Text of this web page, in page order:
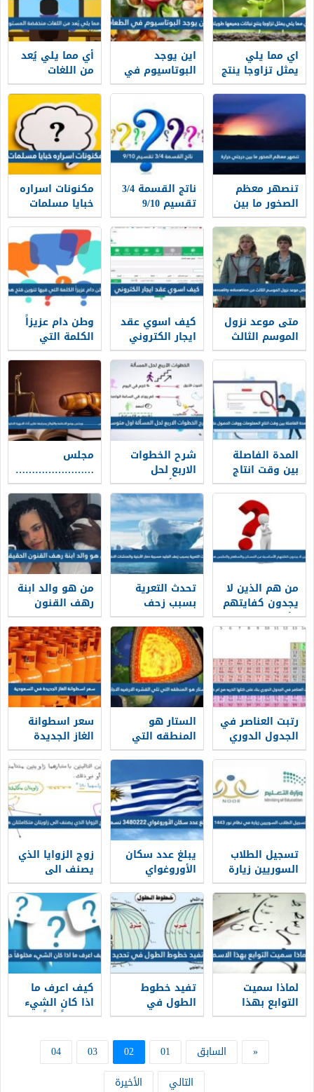
اي مما يلي
يمثل تزاوجا ينتج
نباتات جميعها
طويلة
اين يوجد
البوتاسيوم في
الطعام
أي مما يلي يُعد
من اللغات
منخفضة
المستوى
تنصهر معظم
الصخور ما بين
درجتي حرارة
ناتج القسمة 3/4
تقسيم 9/10
مكنونات اسراره
خبايا مسلمات
متى موعد نزول
الموسم الثالث
من sexuality
education
كيف اسوي عقد
ايجار الكتروني
في السعودية
وطن دام عزيزاً
الكلمة التي
فيها تنوين فتح
هي
المدة الفاصلة
بين وقت انتاج
المعلومات
ووقت الحصول
شرح الخطوات
الاربع لحل
المسألة اول
متوسط
مجلس
……………………
…… ويختص
بوضع الانظمة
واللوائح
من هم الذين لا
يجدون كفايتهم
الأساسية من
المسكن
والمطعم
والملبس
تحدث التعرية
بسبب زحف
الجليد مسببة
دمار
من هو والد ابنة
رهف القنون
الحقيقي
رتبت العناصر في
الجدول الدوري
بناء على كتلها
الذريه
الستار هو
المنطقه التي
تلي القشره
الارضيه الاجابه
سعر اسطوانة
الغاز الجديدة
في السعودية
2024
تسجيل الطلاب
السوريين زيارة
في نظام نور
1443
يبلغ عدد سكان
الأوروغواي
٣٤٨٠٢٢٢ نسمة
زوج الزوايا الذي
يصنف الى
زاويتان
متكاملتان هو
لماذا سميت
التوابع بهذا
الاسم
تفيد خطوط
الطول في
تحديد
كيف اعرف ما
اذا كان الشيء
مخلوقاً حياً
«
السابق 01
02
03
04
التالي
الأخيرة